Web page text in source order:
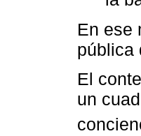
En ese
pública
El
un